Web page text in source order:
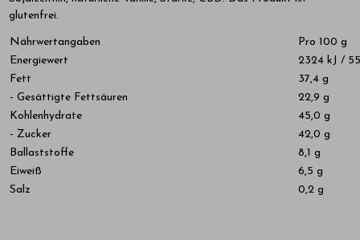
glutenfrei.
Nährwertangaben
Pro 100 g
Energiewert
2324 kJ /
Fett
37,4 g
- Gesättigte Fettsäuren
22,9 g
Kohlenhydrate
45,0 g
- Zucker
42,0 g
Ballaststoffe
8,1 g
Eiweiß
6,5 g
Salz
0,2 g